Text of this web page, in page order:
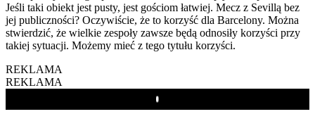
Jeśli taki obiekt jest pusty, jest gościom łatwiej. Mecz z Sevillą bez
jej publiczności? Oczywiście, że to korzyść dla Barcelony. Można
stwierdzić, że wielkie zespoły zawsze będą odnosiły korzyści przy
takiej sytuacji. Możemy mieć z tego tytułu korzyści.
REKLAMA
REKLAMA
Play